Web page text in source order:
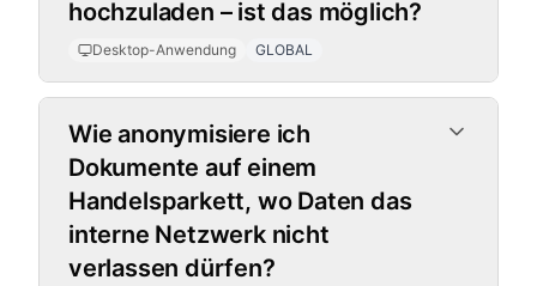
hochzuladen – ist das möglich?
Desktop-Anwendung GLOBAL
Wie anonymisiere ich
Dokumente auf einem
Handelsparkett, wo Daten das
interne Netzwerk nicht
verlassen dürfen?